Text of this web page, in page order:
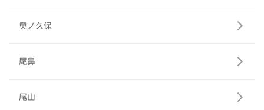
奥ノ久保
尾鼻
尾山